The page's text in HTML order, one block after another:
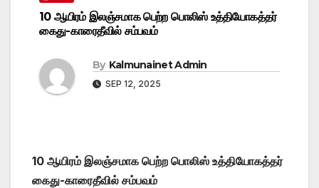
10 ஆயிரம் இலஞ்சமாக பெற்ற பொலிஸ் உத்தியோகத்தர்
கைது-காரைதீவில் சம்பவம்
By Kalmunainet Admin
SEP 12, 2025
10 ஆயிரம் இலஞ்சமாக பெற்ற பொலிஸ் உத்தியோகத்தர்
கைது-காரைதீவில் சம்பவம்